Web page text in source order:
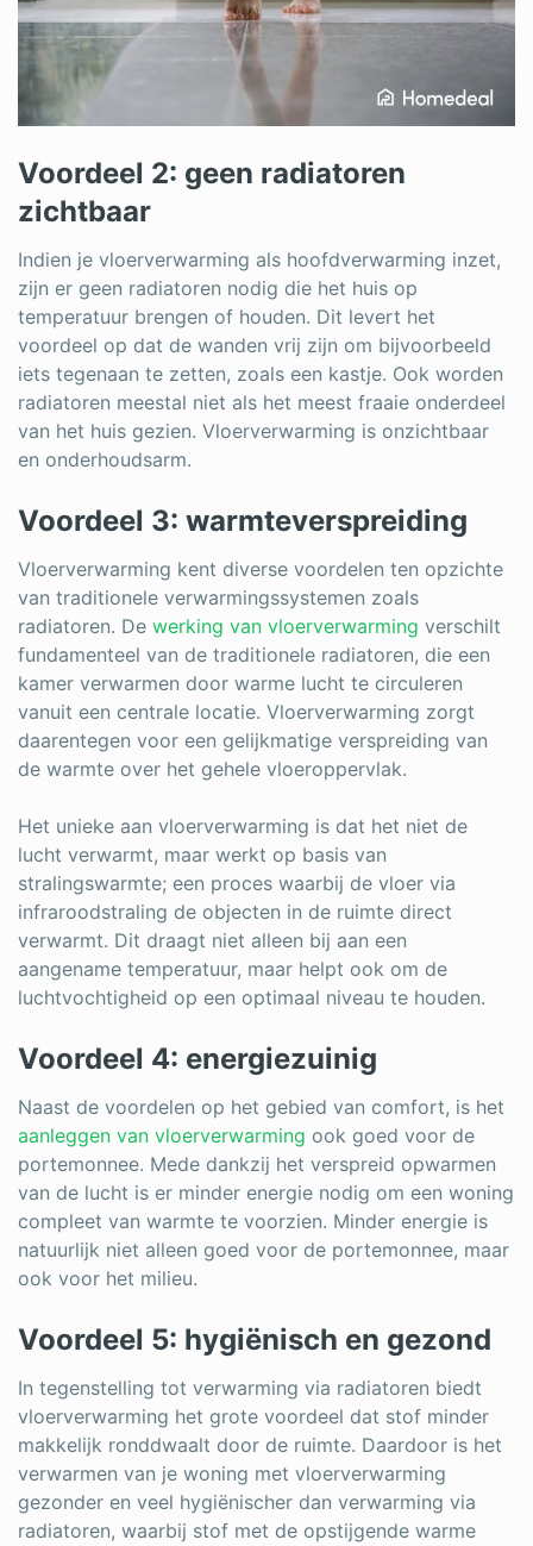
Voordeel 2: geen radiatoren
zichtbaar
Indien je vloerverwarming als hoofdverwarming inzet,
zijn er geen radiatoren nodig die het huis op
temperatuur brengen of houden. Dit levert het
voordeel op dat de wanden vrij zijn om bijvoorbeeld
iets tegenaan te zetten, zoals een kastje. Ook worden
radiatoren meestal niet als het meest fraaie onderdeel
van het huis gezien. Vloerverwarming is onzichtbaar
en onderhoudsarm.
Voordeel 3: warmteverspreiding
Vloerverwarming kent diverse voordelen ten opzichte
van traditionele verwarmingssystemen zoals
radiatoren. De werking van vloerverwarming verschilt
fundamenteel van de traditionele radiatoren, die een
kamer verwarmen door warme lucht te circuleren
vanuit een centrale locatie. Vloerverwarming zorgt
daarentegen voor een gelijkmatige verspreiding van
de warmte over het gehele vloeroppervlak.
Het unieke aan vloerverwarming is dat het niet de
lucht verwarmt, maar werkt op basis van
stralingswarmte; een proces waarbij de vloer via
infraroodstraling de objecten in de ruimte direct
verwarmt. Dit draagt niet alleen bij aan een
aangename temperatuur, maar helpt ook om de
luchtvochtigheid op een optimaal niveau te houden.
Voordeel 4: energiezuinig
Naast de voordelen op het gebied van comfort, is het
aanleggen van vloerverwarming ook goed voor de
portemonnee. Mede dankzij het verspreid opwarmen
van de lucht is er minder energie nodig om een woning
compleet van warmte te voorzien. Minder energie is
natuurlijk niet alleen goed voor de portemonnee, maar
ook voor het milieu.
Voordeel 5: hygiënisch en gezond
In tegenstelling tot verwarming via radiatoren biedt
vloerverwarming het grote voordeel dat stof minder
makkelijk ronddwaalt door de ruimte. Daardoor is het
verwarmen van je woning met vloerverwarming
gezonder en veel hygiënischer dan verwarming via
radiatoren, waarbij stof met de opstijgende warme